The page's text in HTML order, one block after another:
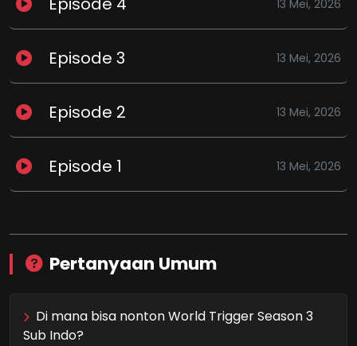
13 Mei, 2026
Episode 3 13 Mei, 2026
Episode 2 13 Mei, 2026
Episode 1 13 Mei, 2026
Pertanyaan Umum
Di mana bisa nonton World Trigger Season 3
Sub Indo?